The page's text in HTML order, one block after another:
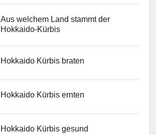
Aus welchem Land stammt der
Hokkaido-Kürbis
Hokkaido Kürbis braten
Hokkaido Kürbis ernten
Hokkaido Kürbis gesund